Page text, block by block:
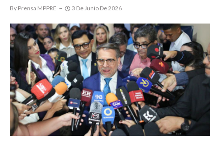
By Prensa MPPRE 3 De Junio De 2026